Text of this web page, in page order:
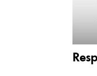
Cette région
Amérique
Cette région
Amérique du
Cette région